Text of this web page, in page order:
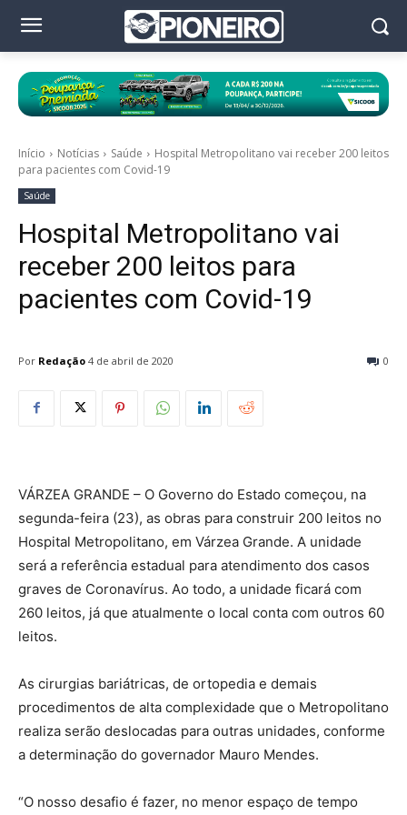
Início Notícias Saúde
Hospital Metropolitano vai receber 200 leitos
para pacientes com Covid-19
Saúde
Hospital Metropolitano vai
receber 200 leitos para
pacientes com Covid-19
Por Redação 0
4 de abril de 2020
VÁRZEA GRANDE – O Governo do Estado começou, na
segunda-feira (23), as obras para construir 200 leitos no
Hospital Metropolitano, em Várzea Grande. A unidade
será a referência estadual para atendimento dos casos
graves de Coronavírus. Ao todo, a unidade ficará com
260 leitos, já que atualmente o local conta com outros 60
leitos.
As cirurgias bariátricas, de ortopedia e demais
procedimentos de alta complexidade que o Metropolitano
realiza serão deslocadas para outras unidades, conforme
a determinação do governador Mauro Mendes.
“O nosso desafio é fazer, no menor espaço de tempo